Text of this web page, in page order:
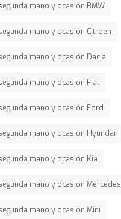
mano y ocasión BMW
mano y ocasión Citroen
mano y ocasión Dacia
mano y ocasión Fiat
mano y ocasión Ford
mano y ocasión Hyundai
mano y ocasión Kia
mano y ocasión Mercedes
mano y ocasión Mini